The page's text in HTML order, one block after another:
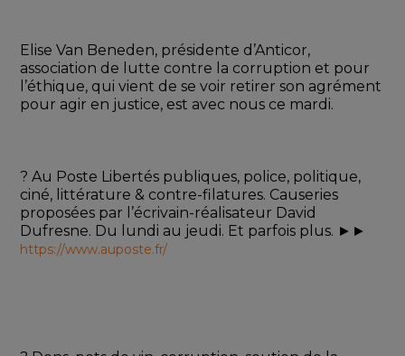
Elise Van Beneden, présidente d’Anticor,
association de lutte contre la corruption et pour
l’éthique, qui vient de se voir retirer son agrément
pour agir en justice, est avec nous ce mardi.
? Au Poste Libertés publiques, police, politique,
ciné, littérature & contre-filatures. Causeries
proposées par l’écrivain-réalisateur David
https://www.auposte.fr/